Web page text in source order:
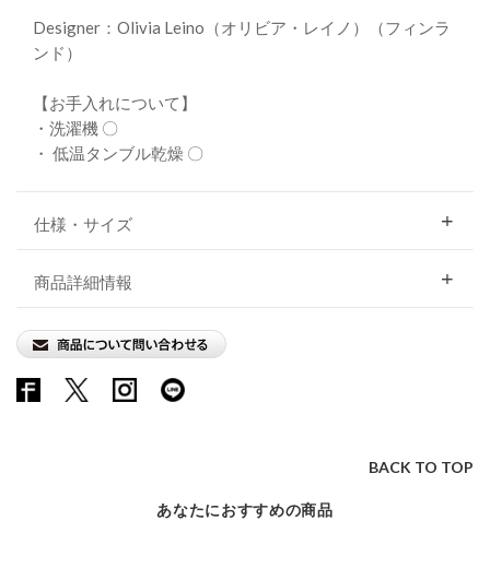
Designer：Olivia Leino（オリビア・レイノ）（フィンラ
ンド）
【お手入れについて】
・洗濯機 〇
・ 低温タンブル乾燥 〇
仕様・サイズ
商品詳細情報
BACK TO TOP
あなたにおすすめの商品